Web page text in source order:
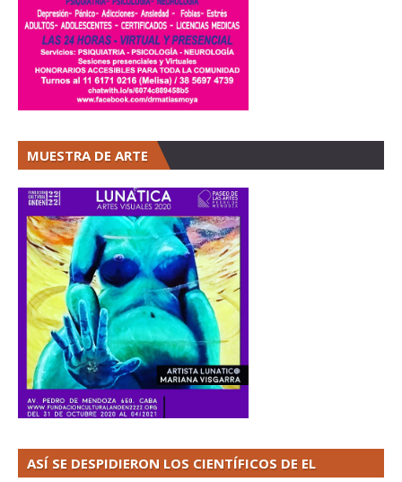
MUESTRA DE ARTE
ASÍ SE DESPIDIERON LOS CIENTÍFICOS DE EL